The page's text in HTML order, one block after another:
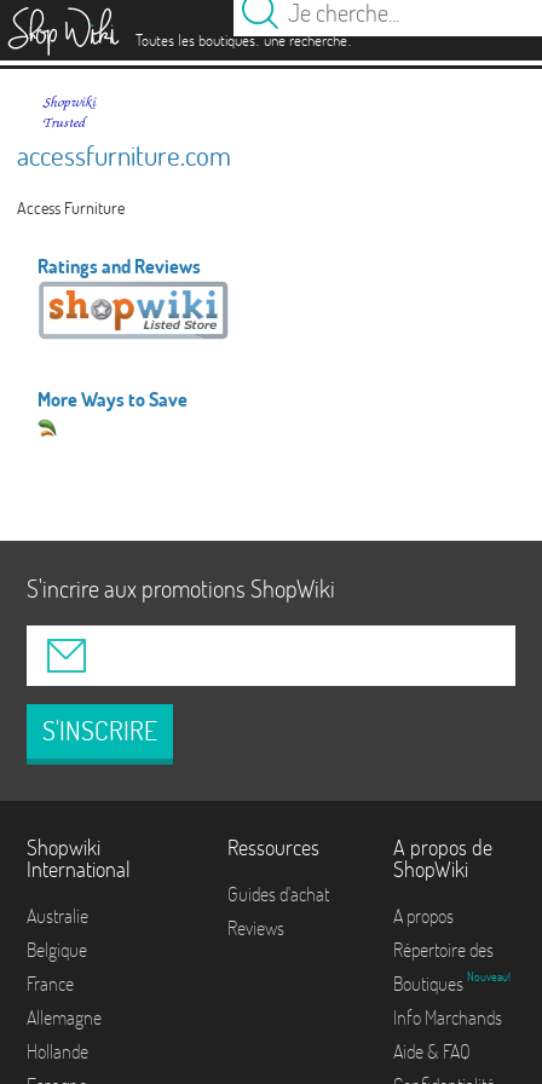
Toutes les boutiques.une recherche.
accessfurniture.com
Access Furniture
Ratings and Reviews
More Ways to Save
S'incrire aux promotions ShopWiki
S'INSCRIRE
Shopwiki
International
Australie
Belgique
France
Allemagne
Hollande
Ressources
Guides d'achat
Reviews
A propos de
ShopWiki
A propos
Répertoire des
Boutiques Nouveau!
Info Marchands
Aide & FAQ